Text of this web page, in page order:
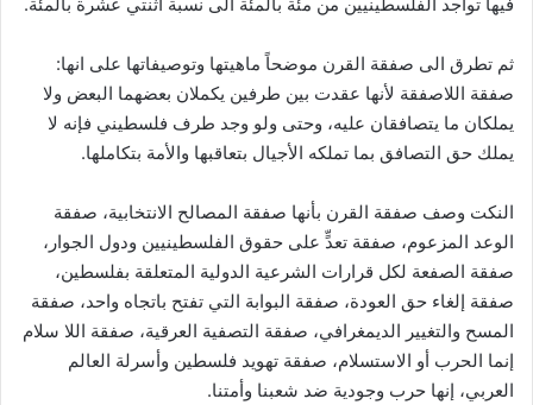
ثم تطرق الى صفقة القرن موضحاً ماهيتها وتوصيفاتها على انها:
صفقة اللاصفقة لأنها عقدت بين طرفين يكملان بعضهما البعض ولا
يملكان ما يتصافقان عليه، وحتى ولو وجد طرف فلسطيني فإنه لا
يملك حق التصافق بما تملكه الأجيال بتعاقبها والأمة بتكاملها.
النكت وصف صفقة القرن بأنها صفقة المصالح الانتخابية، صفقة
الوعد المزعوم، صفقة تعدٍّ على حقوق الفلسطينيين ودول الجوار،
صفقة الصفعة لكل قرارات الشرعية الدولية المتعلقة بفلسطين،
صفقة إلغاء حق العودة، صفقة البوابة التي تفتح باتجاه واحد، صفقة
المسح والتغيير الديمغرافي، صفقة التصفية العرقية، صفقة اللا سلام
إنما الحرب أو الاستسلام، صفقة تهويد فلسطين وأسرلة العالم
العربي، إنها حرب وجودية ضد شعبنا وأمتنا.